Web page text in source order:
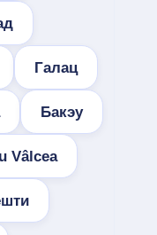
Галац
Бакэу
Vâlcea